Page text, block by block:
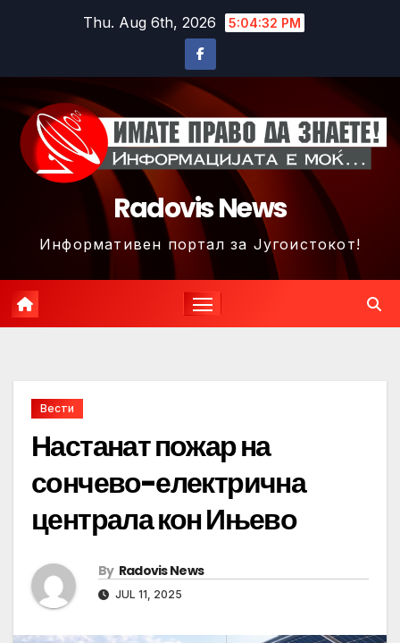
Thu. Aug 6th, 2026 5:04:35 PM
Radovis News
Информативен портал за Југоистокот!
Вести
Настанат пожар на
сончево-електрична
централа кон Ињево
By Radovis News
JUL 11, 2025